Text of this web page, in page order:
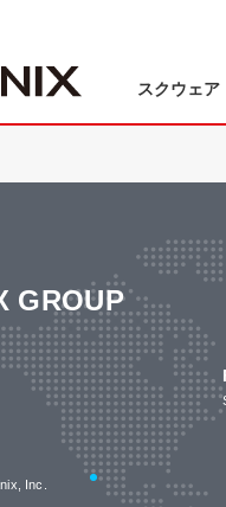
スクウェ
GROUP
Inc.